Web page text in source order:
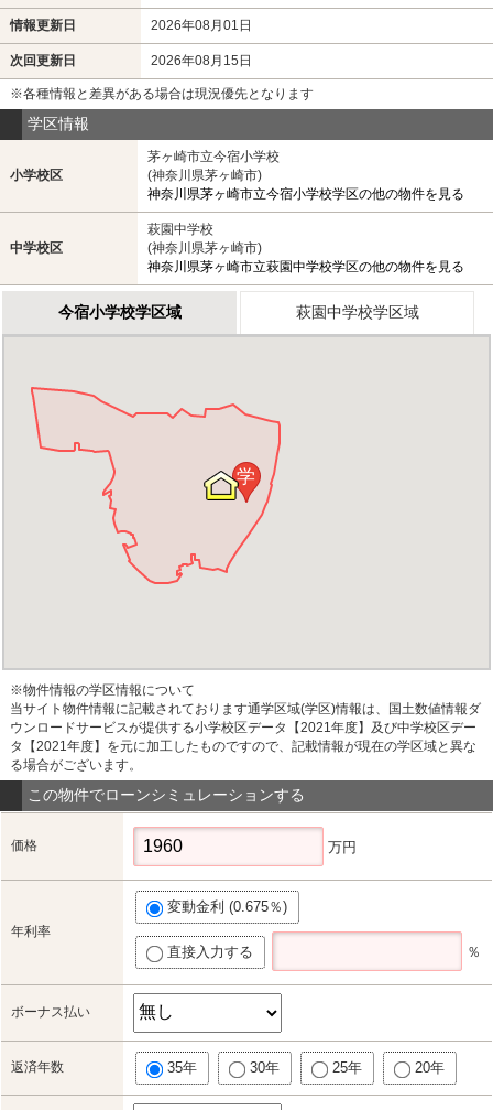
情報更新日 2026年08月01日
次回更新日 2026年08月15日
※各種情報と差異がある場合は現況優先となります
学区情報
小学校区
茅ヶ崎市立今宿小学校
(神奈川県茅ヶ崎市)
神奈川県茅ヶ崎市立今宿小学校学区の他の物件を見る
中学校区
萩園中学校
(神奈川県茅ヶ崎市)
神奈川県茅ヶ崎市立萩園中学校学区の他の物件を見る
今宿小学校学区域 萩園中学校学区域
学
※物件情報の学区情報について
当サイト物件情報に記載されております通学区域(学区)情報は、国土数値情報ダ
ウンロードサービスが提供する小学校区データ【2021年度】及び中学校区デー
タ【2021年度】を元に加工したものですので、記載情報が現在の学区域と異な
る場合がございます。
この物件でローンシミュレーションする
価格 万円
年利率
変動金利 (0.675％)
直接入力する ％
ボーナス払い
返済年数 35年 30年 25年 20年